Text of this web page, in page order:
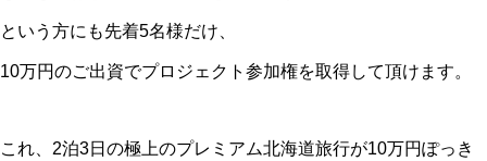
という方にも先着5名様だけ、
10万円のご出資でプロジェクト参加権を取得して頂けます。
これ、2泊3日の極上のプレミアム北海道旅行が10万円ぽっき